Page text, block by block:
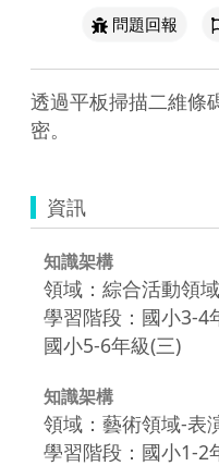
問題回報
透過平板掃描二維條
密。
資訊
知識架構
領域：綜合活動領
學習階段：國小3-4
國小5-6年級(三)
知識架構
領域：藝術領域-表
學習階段：國小1-2